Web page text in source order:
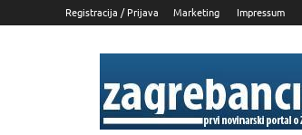
Registracija / Prijava Marketing Impressum
Zagrebancija